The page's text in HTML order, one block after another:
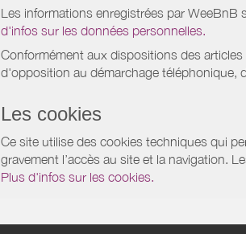
Les informations enregistrées par WeeBnB
d'infos sur les données personnelles.
Conformément aux dispositions des
d'opposition au démarchage téléphonique,
Les cookies
Ce site utilise des cookies techniques qui
gravement l’accès au site et la navigation.
Plus d'infos sur les cookies.